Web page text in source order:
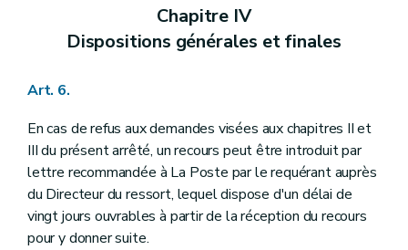
Chapitre IV
Dispositions générales et finales
Art. 6.
En cas de refus aux demandes visées aux chapitres II et
III du présent arrêté, un recours peut être introduit par
lettre recommandée à La Poste par le requérant auprès
du Directeur du ressort, lequel dispose d'un délai de
vingt jours ouvrables à partir de la réception du recours
pour y donner suite.